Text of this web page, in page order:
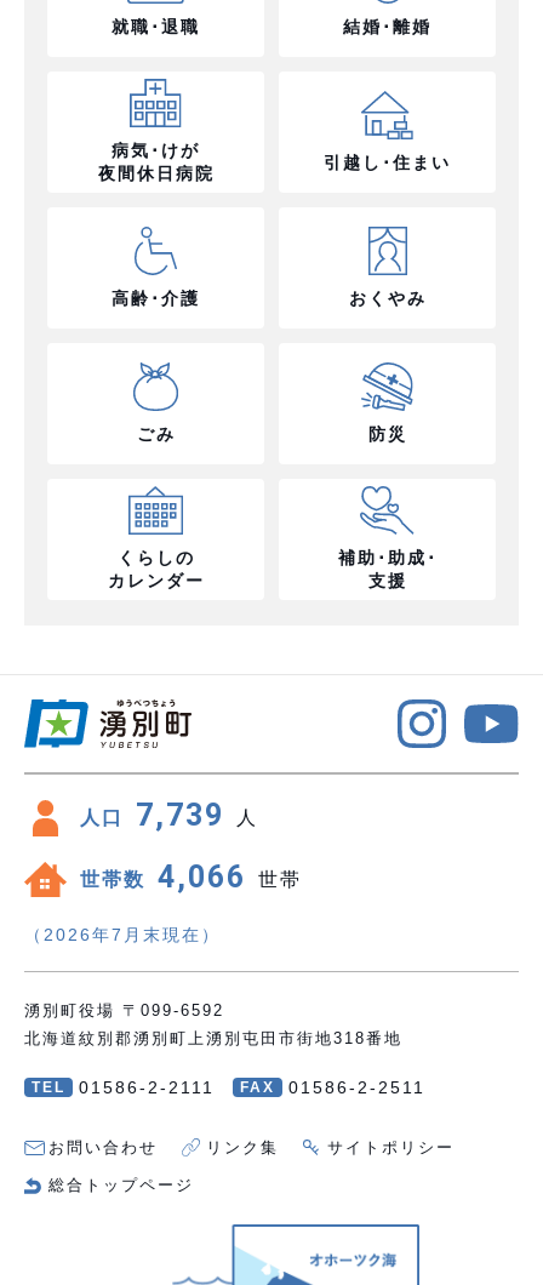
就職･退職 結婚･離婚
病気･けが
夜間休日病院
引越し･住まい
高齢･介護 おくやみ
ごみ 防災
くらしの
カレンダー
補助･助成･
支援
人口 7,739 人
世帯数 4,066 世帯
（2026年7月末現在）
湧別町役場 〒099-6592
北海道紋別郡湧別町上湧別屯田市街地318番地
TEL 01586-2-2111 FAX 01586-2-2511
お問い合わせ リンク集 サイトポリシー
総合トップページ